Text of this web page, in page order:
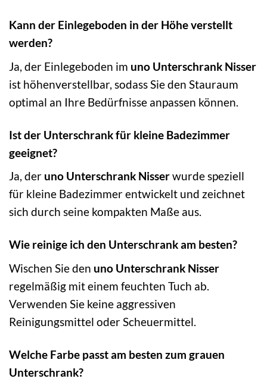
Kann der Einlegeboden in der Höhe verstellt
werden?
Ja, der Einlegeboden im uno Unterschrank Nisser
ist höhenverstellbar, sodass Sie den Stauraum
optimal an Ihre Bedürfnisse anpassen können.
Ist der Unterschrank für kleine Badezimmer
geeignet?
Ja, der uno Unterschrank Nisserwurde speziell
für kleine Badezimmer entwickelt und zeichnet
sich durch seine kompakten Maße aus.
Wie reinige ich den Unterschrank am besten?
Wischen Sie den uno Unterschrank Nisser
regelmäßig mit einem feuchten Tuch ab.
Verwenden Sie keine aggressiven
Reinigungsmittel oder Scheuermittel.
Welche Farbe passt am besten zum grauen
Unterschrank?